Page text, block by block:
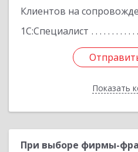
Клиентов на
1С:Специалист
Показать
При выборе фирмы-